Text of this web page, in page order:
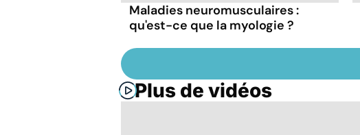
Maladies neuromusculaires :
qu'est-ce que la myologie ?
Plus de vidéos